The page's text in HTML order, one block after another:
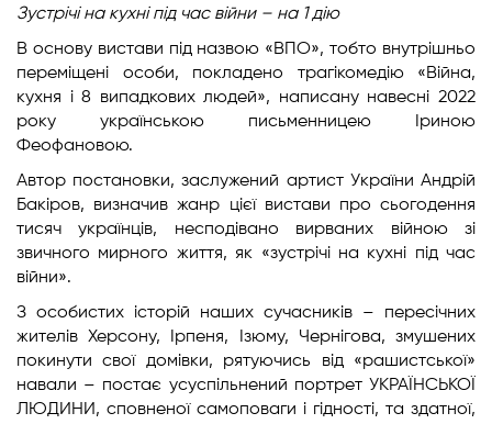
Зустрічі на кухні під час війни – на 1 дію
В основу вистави під назвою «ВПО», тобто внутрішньо
переміщені особи, покладено трагікомедію «Війна,
кухня і 8 випадкових людей», написану навесні 2022
року українською письменницею Іриною
Феофановою.
Автор постановки, заслужений артист України Андрій
Бакіров, визначив жанр цієї вистави про сьогодення
тисяч українців, несподівано вирваних війною зі
звичного мирного життя, як «зустрічі на кухні під час
війни».
З особистих історій наших сучасників – пересічних
жителів Херсону, Ірпеня, Ізюму, Чернігова, змушених
покинути свої домівки, рятуючись від «рашистської»
навали – постає усуспільнений портрет УКРАЇНСЬКОЇ
ЛЮДИНИ, сповненої самоповаги і гідності, та здатної,